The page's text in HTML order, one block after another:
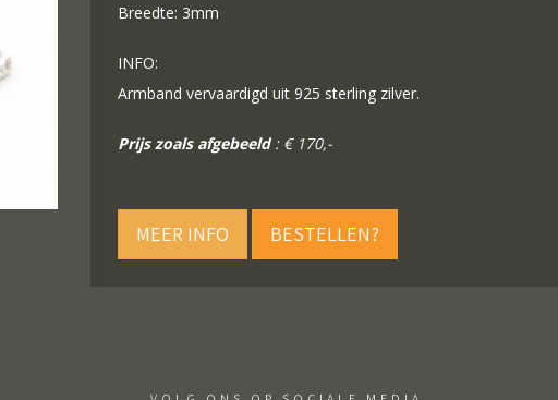
Breedte: 3mm
INFO:
Armband vervaardigd uit 925 sterling zilver.
Prijs zoals afgebeeld: € 170,-
MEER INFO BESTELLEN?